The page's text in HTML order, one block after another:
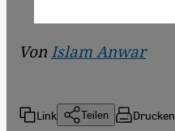
Von Islam Anwar
Link Teilen Drucken